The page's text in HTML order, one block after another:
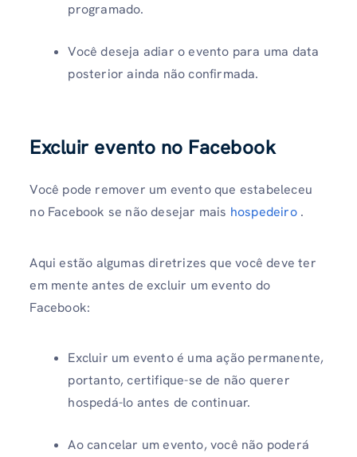
programado.
Você deseja adiar o evento para uma data
posterior ainda não confirmada.
Excluir evento no Facebook
Você pode remover um evento que estabeleceu
no Facebook se não desejar mais hospedeiro .
Aqui estão algumas diretrizes que você deve ter
em mente antes de excluir um evento do
Facebook:
Excluir um evento é uma ação permanente,
portanto, certifique-se de não querer
hospedá-lo antes de continuar.
Ao cancelar um evento, você não poderá